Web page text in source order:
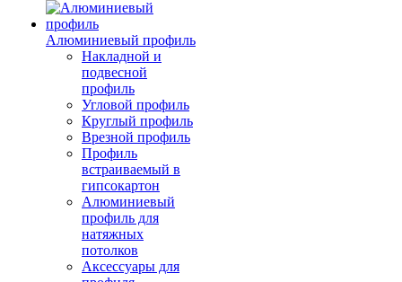
Алюминиевый профиль
Накладной и
подвесной
профиль
Угловой профиль
Круглый профиль
Врезной профиль
Профиль
встраиваемый в
гипсокартон
Алюминиевый
профиль для
натяжных
потолков
Аксессуары для